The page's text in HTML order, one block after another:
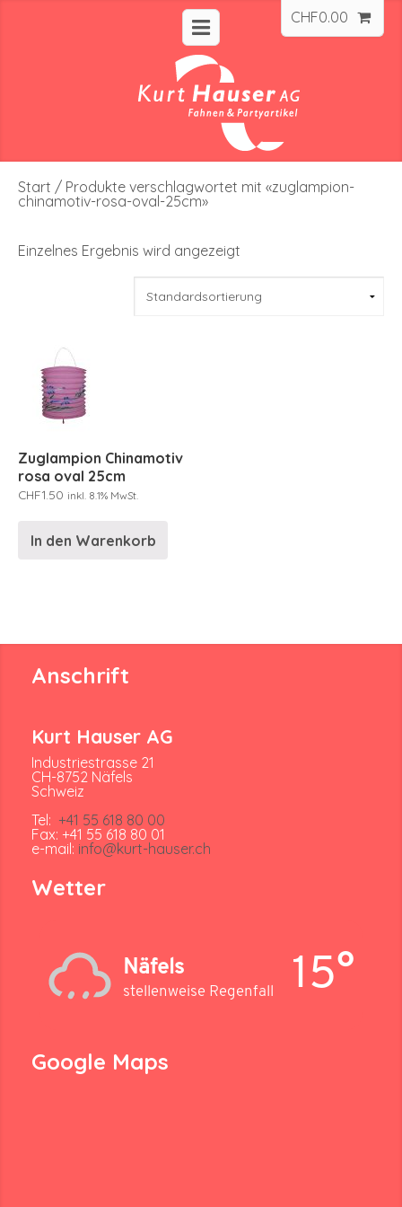
CHF0.00
Start / Produkte verschlagwortet mit «zuglampion-
chinamotiv-rosa-oval-25cm»
Einzelnes Ergebnis wird angezeigt
Zuglampion Chinamotiv
rosa oval 25cm
CHF1.50 inkl. 8.1% MwSt.
In den Warenkorb
Anschrift
Kurt Hauser AG
Industriestrasse 21
CH-8752 Näfels
Schweiz
Tel: +41 55 618 80 00
Fax: +41 55 618 80 01
e-mail: info@kurt-hauser.ch
Wetter
Näfels
stellenweise Regenfall 15°
Google Maps